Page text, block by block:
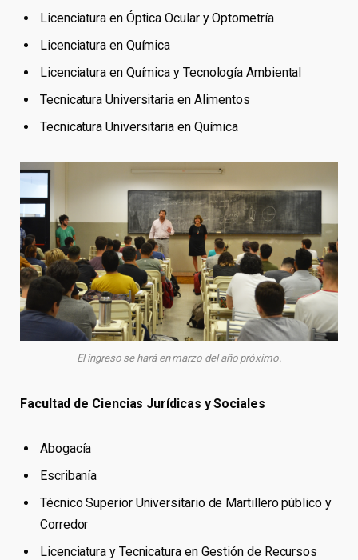
Licenciatura en Óptica Ocular y Optometría
Licenciatura en Química
Licenciatura en Química y Tecnología Ambiental
Tecnicatura Universitaria en Alimentos
Tecnicatura Universitaria en Química
El ingreso se hará en marzo del año próximo.
Facultad de Ciencias Jurídicas y Sociales
Abogacía
Escribanía
Técnico Superior Universitario de Martillero público y
Corredor
Licenciatura y Tecnicatura en Gestión de Recursos